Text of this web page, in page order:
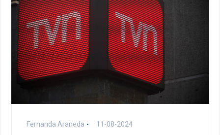
Fernanda Araneda 11-08-2024